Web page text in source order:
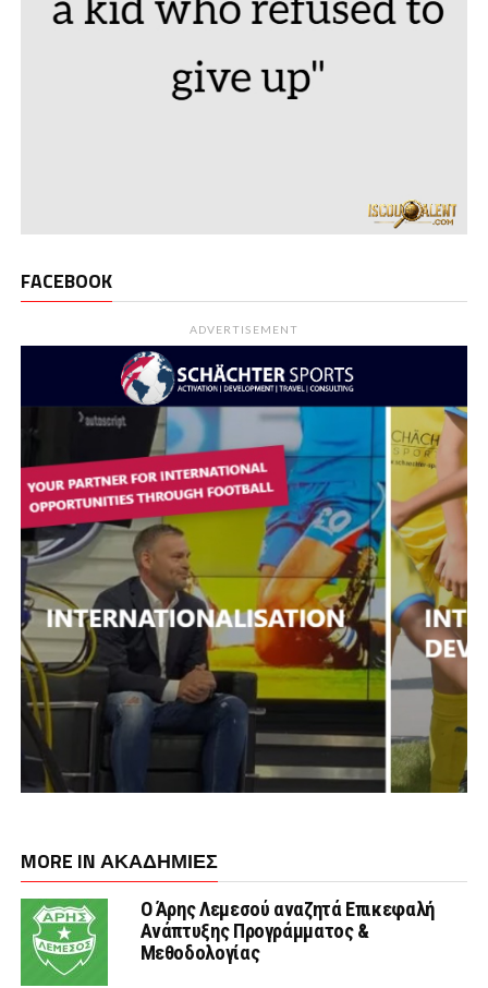
FACEBOOK
ADVERTISEMENT
MORE IN ΑΚΑΔΗΜΙΕΣ
Ο Άρης Λεμεσού αναζητά Επικεφαλή
Ανάπτυξης Προγράμματος &
Μεθοδολογίας